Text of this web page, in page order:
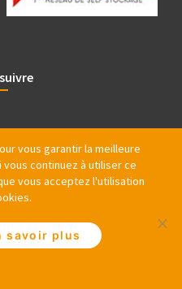
vous garantir la meilleure
continuez à utiliser ce
vous acceptez l'utilisation
savoir plus